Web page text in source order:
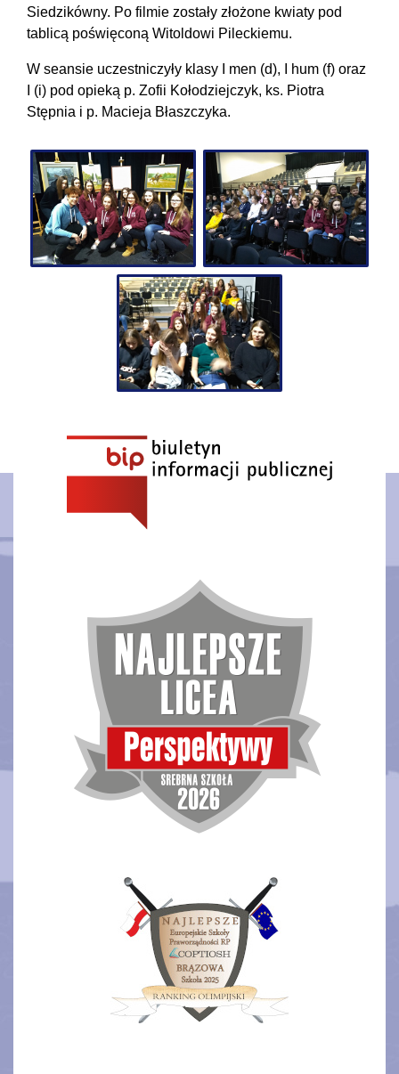
Siedzikówny. Po filmie zostały złożone kwiaty pod
tablicą poświęconą Witoldowi Pileckiemu.
W seansie uczestniczyły klasy I men (d), I hum (f) oraz
I (i) pod opieką p. Zofii Kołodziejczyk, ks. Piotra
Stępnia i p. Macieja Błaszczyka.